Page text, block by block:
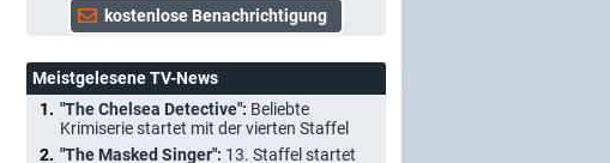
Meistgelesene TV-News
"The Chelsea Detective": Beliebte
Krimiserie startet mit der vierten Staffel
"The Masked Singer": 13. Staffel startet